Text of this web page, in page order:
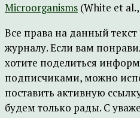
Microorganisms (White et
Все права на данный
журналу. Если вам
хотите поделиться
подписчиками, можно
поставить активную
будем только рады. С